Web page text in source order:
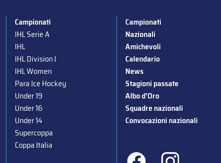
Campionati
IHL Serie A
IHL
IHL Division I
IHL Women
Para Ice Hockey
Under 19
Under 16
Under 14
Supercoppa
Coppa Italia
Campionati
Nazionali
Amichevoli
Calendario
News
Stagioni passate
Albo d’Oro
Squadre nazionali
Convocazioni nazionali